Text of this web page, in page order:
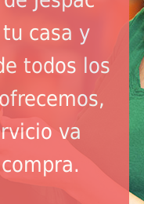
casa y
todos los
va